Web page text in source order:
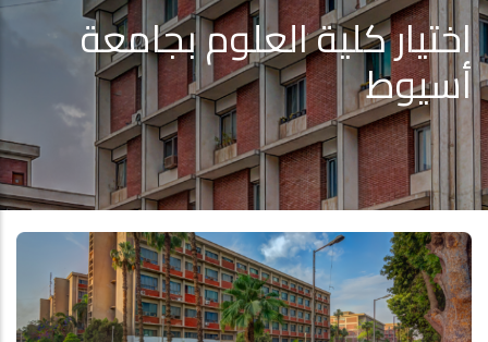
اختيار كلية العلوم بجامعة
أسيوط